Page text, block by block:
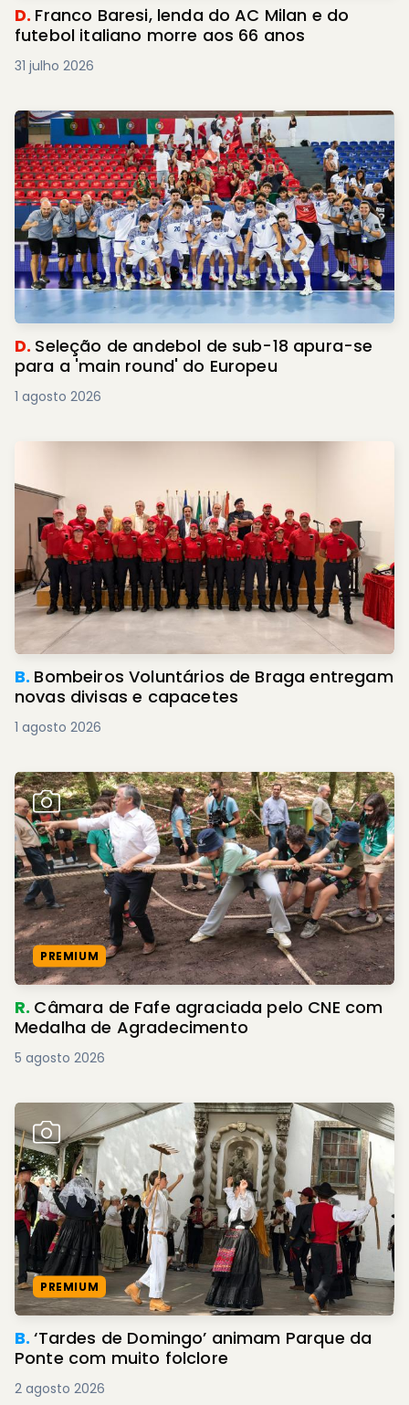
D. Franco Baresi, lenda do AC Milan e do
futebol italiano morre aos 66 anos
31 julho 2026
D. Seleção de andebol de sub-18 apura-se
para a 'main round' do Europeu
1 agosto 2026
B. Bombeiros Voluntários de Braga entregam
novas divisas e capacetes
1 agosto 2026
PREMIUM
R. Câmara de Fafe agraciada pelo CNE com
Medalha de Agradecimento
5 agosto 2026
PREMIUM
B.‘Tardes de Domingo’ animam Parque da
Ponte com muito folclore
2 agosto 2026